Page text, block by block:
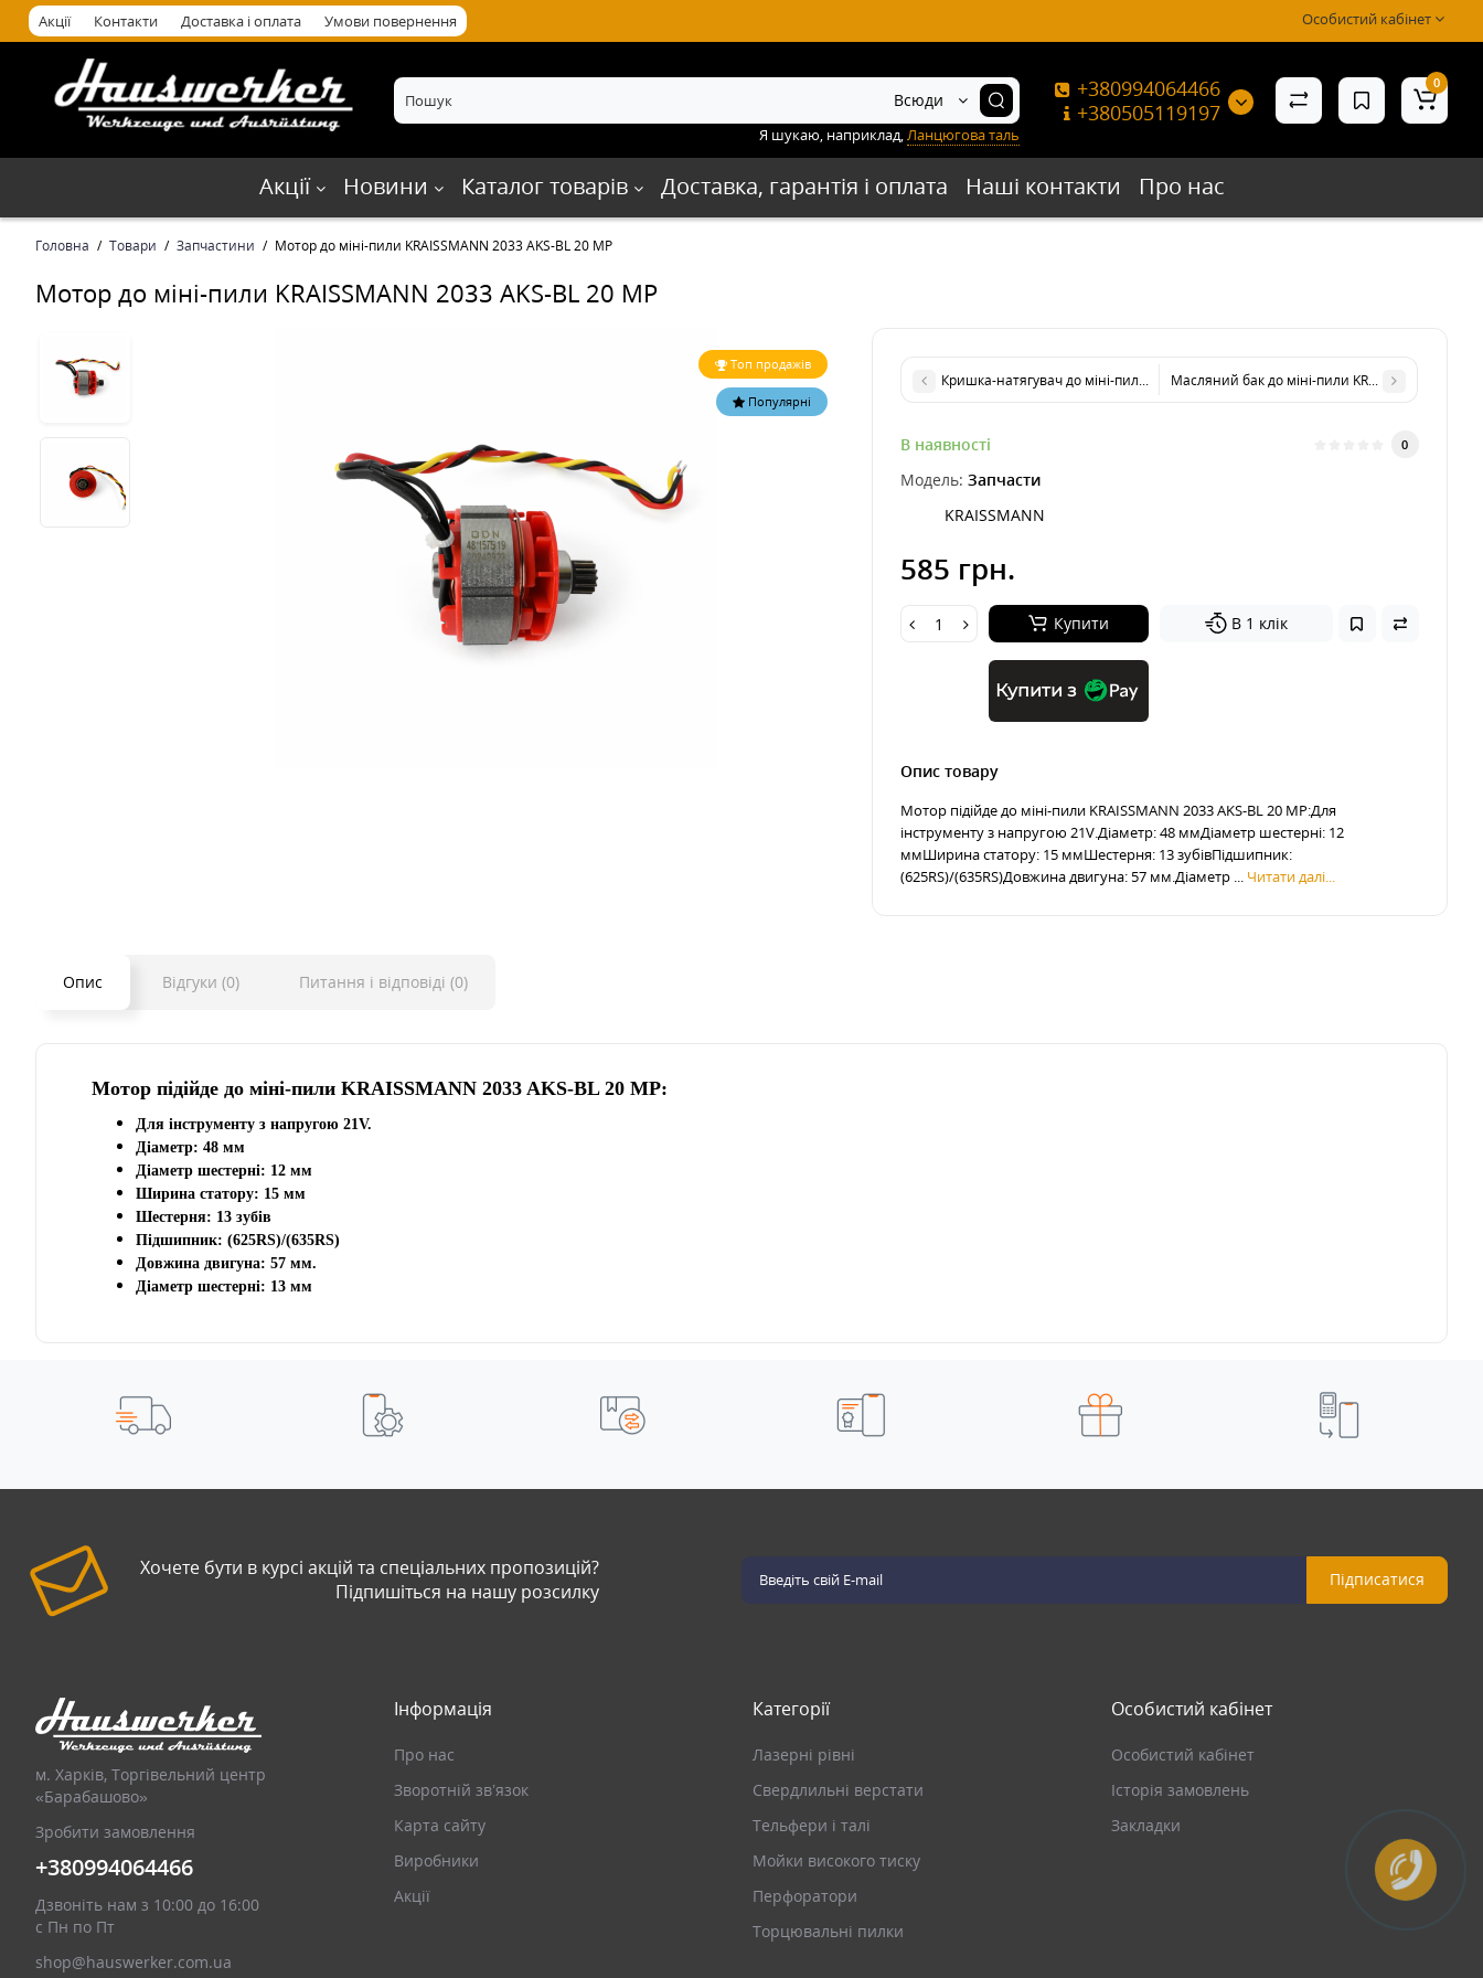
Акції Контакти Доставка і оплата Умови повернення Особистий кабінет
+380994064466
+380505119197
Всюди
Я шукаю, наприклад, Ланцюгова таль
0
Акції Новини Каталог товарів Доставка, гарантія і оплата Наші контакти Про нас
Головна Товари Запчастини Мотор до міні-пили KRAISSMANN 2033 AKS-BL 20 MP
Мотор до міні-пили KRAISSMANN 2033 AKS-BL 20 MP
Топ продажів
Популярні
Кришка-натягувач до міні-пили KRAISSMANN 2033 AKS-BL 20 MP
Масляний бак до міні-пили KRAISSMANN 2033
В наявності 0
Модель: Запчасти
KRAISSMANN
585 грн.
Купити
Купити з
В 1 клік
Опис товару
Мотор підійде до міні-пили KRAISSMANN 2033 AKS-BL 20 MP:Для
інструменту з напругою 21V.Діаметр: 48 ммДіаметр шестерні: 12
ммШирина статору: 15 ммШестерня: 13 зубівПідшипник:
(625RS)/(635RS)Довжина двигуна: 57 мм.Діаметр ... Читати далі...
Опис Відгуки (0) Питання і відповіді (0)
Мотор підійде до міні-пили KRAISSMANN 2033 AKS-BL 20 MP:
Для інструменту з напругою 21V.
Діаметр: 48 мм
Діаметр шестерні: 12 мм
Ширина статору: 15 мм
Шестерня: 13 зубів
Підшипник: (625RS)/(635RS)
Довжина двигуна: 57 мм.
Діаметр шестерні: 13 мм
Хочете бути в курсі акцій та спеціальних пропозицій?
Підпишіться на нашу розсилку
Підписатися
м. Харків, Торгівельний центр
«Барабашово»
Зробити замовлення
+380994064466
Дзвоніть нам з 10:00 до 16:00
с Пн по Пт
shop@hauswerker.com.ua
Інформація
Про нас
Зворотній зв’язок
Карта сайту
Виробники
Акції
Категорії
Лазерні рівні
Свердлильні верстати
Тельфери і талі
Мойки високого тиску
Перфоратори
Торцювальні пилки
Особистий кабінет
Особистий кабінет
Історія замовлень
Закладки